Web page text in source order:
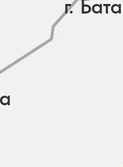
36 000 ₽ / шт
45 500 ₽ / шт